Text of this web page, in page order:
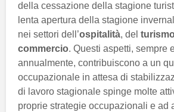
della cessazione della stagione
lenta apertura della stagione
nei settori dell’ospitalità, del turismo
commercio. Questi aspetti, sempre
annualmente, contribuiscono a un
occupazionale in attesa di
di lavoro stagionale spinge molte
proprie strategie occupazionali e ad